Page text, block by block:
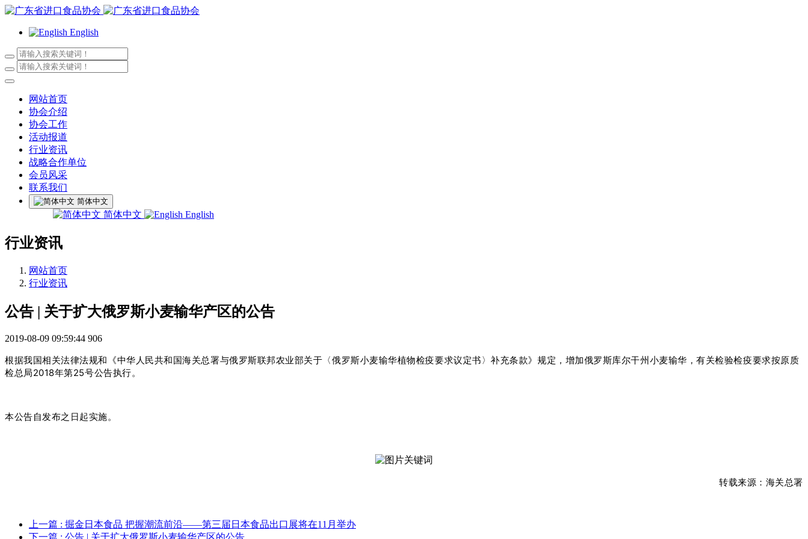
English
网站首页
协会介绍
协会工作
活动报道
行业资讯
战略合作单位
会员风采
联系我们
简体中文
简体中文 English
行业资讯
网站首页
行业资讯
公告 | 关于扩大俄罗斯小麦输华产区的公告
2019-08-09 09:59:44 906
根据我国相关法律法规和《中华人民共和国海关总署与俄罗斯联邦农业部关于〈俄罗斯小麦输华植物检疫要求议定书〉补充条款》规定，增加俄罗斯库尔干州小麦输华，有关检验检疫要求按原质
检总局2018年第25号公告执行。
本公告自发布之日起实施。
转载来源： 海关总署
上一篇 : 掘金日本食品 把握潮流前沿——第三届日本食品出口展将在11月举办
下一篇 : 公告 | 关于扩大俄罗斯小麦输华产区的公告